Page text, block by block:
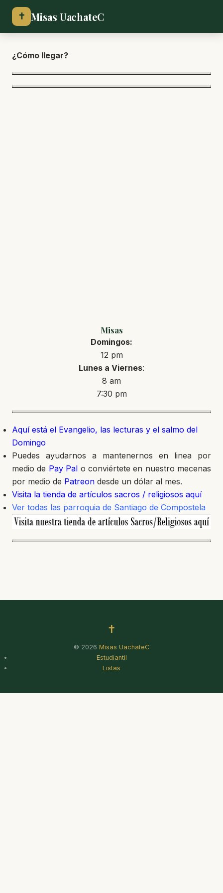
✝ Misas UachateC
¿Cómo llegar?
Misas
Domingos:
12 pm
Lunes a Viernes:
8 am
7:30 pm
Aquí está el Evangelio, las lecturas y el salmo del
Domingo
Puedes ayudarnos a mantenernos en linea por
medio de Pay Pal o conviértete en nuestro mecenas
por medio de Patreon desde un dólar al mes.
Visita la tienda de artículos sacros / religiosos aquí
Ver todas las parroquia de Santiago de Compostela
✝
© 2026 Misas UachateC
Estudiantil
Listas